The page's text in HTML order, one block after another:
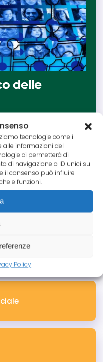
tecnologie come i
alle informazioni del
ci permetterà di
di navigazione o ID unici su
il consenso può influire
e funzioni.
Policy
delle
per i
delle attività
delle norme